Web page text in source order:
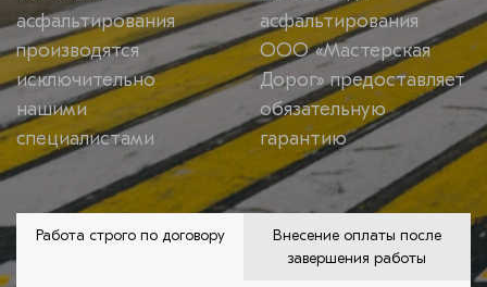
асфальтирования
производятся
исключительно
нашими
специалистами
асфальтирования
ООО «Мастерская
Дорог» предоставляет
обязательную
гарантию
Работа строго по договору
Внесение оплаты после
завершения работы